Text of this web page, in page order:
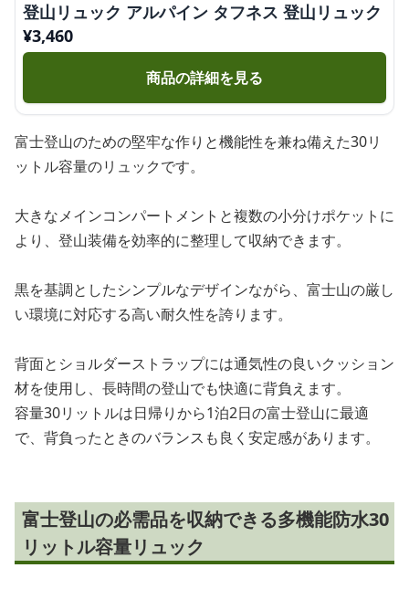
登山リュック アルパイン タフネス 登山リュック
¥3,460
商品の詳細を見る
富士登山のための堅牢な作りと機能性を兼ね備えた30リ
ットル容量のリュックです。
大きなメインコンパートメントと複数の小分けポケットに
より、登山装備を効率的に整理して収納できます。
黒を基調としたシンプルなデザインながら、富士山の厳し
い環境に対応する高い耐久性を誇ります。
背面とショルダーストラップには通気性の良いクッション
材を使用し、長時間の登山でも快適に背負えます。
容量30リットルは日帰りから1泊2日の富士登山に最適
で、背負ったときのバランスも良く安定感があります。
富士登山の必需品を収納できる多機能防水30
リットル容量リュック